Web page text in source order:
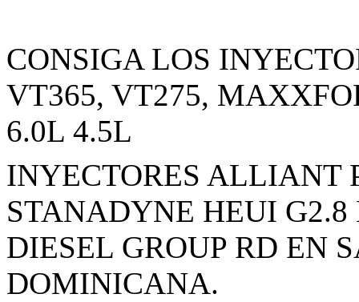
CONSIGA LOS
VT365, VT275,
6.0L 4.5L
INYECTORES ALLIANT
STANADYNE HEUI
DIESEL GROUP RD EN
DOMINICANA.